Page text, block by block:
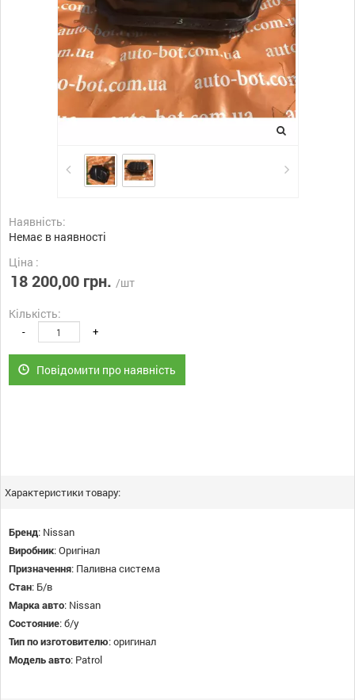
Наявність:
Немає в наявності
Ціна :
18 200,00 грн. /шт
Кількість:
- +
Повідомити про наявність
Характеристики товару:
Бренд: Nissan
Виробник:Оригінал
Призначення: Паливна система
Стан: Б/в
Марка авто: Nissan
Состояние:б/у
Тип по изготовителю:оригинал
Модель авто: Patrol